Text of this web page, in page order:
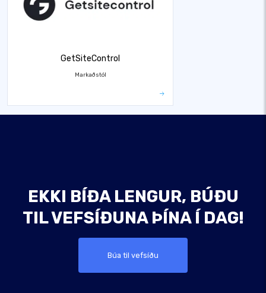
GetSiteControl
Markaðstól
EKKI BÍÐA LENGUR, BÚÐU
TIL VEFSÍÐUNA ÞÍNA Í DAG!
Búa til vefsíðu